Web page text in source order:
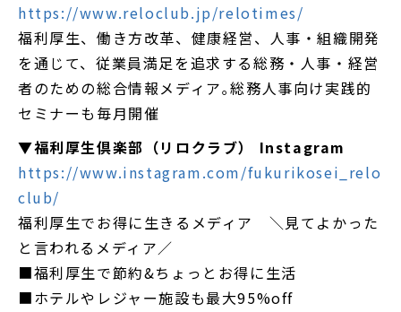
https://www.reloclub.jp/relotimes/
福利厚生、働き方改革、健康経営、人事・組織開発
を通じて、従業員満足を追求する総務・人事・経営
者のための総合情報メディア｡総務人事向け実践的
セミナーも毎月開催
▼福利厚生倶楽部（リロクラブ） Instagram
https://www.instagram.com/fukurikosei_relo
club/
福利厚生でお得に生きるメディア ＼見てよかった
と言われるメディア／
■福利厚生で節約&ちょっとお得に生活
■ホテルやレジャー施設も最大95%off